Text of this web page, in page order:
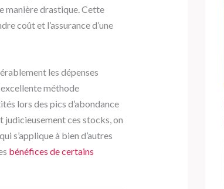
manière drastique. Cette
coût et l’assurance d’une
les dépenses
méthode
lors des pics d’abondance
judicieusement ces stocks, on
s’applique à bien d’autres
bénéfices de certains